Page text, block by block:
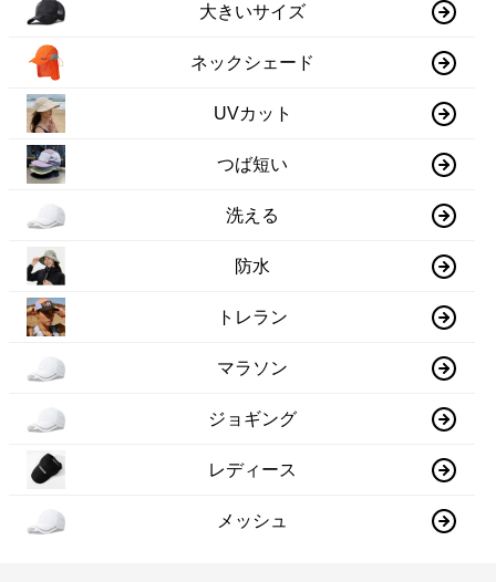
大きいサイズ
ネックシェード
UVカット
つば短い
洗える
防水
トレラン
マラソン
ジョギング
レディース
メッシュ